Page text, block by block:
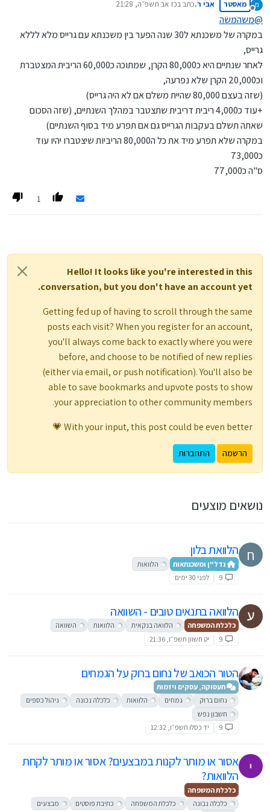
ואחרי השנתיים אני רוצה שתהיה לי אפשרות לסלק את כל המשכנתא.
בגדול, כמה העלות של 2 האפשרויות, גם עלות גבוהה באה בחשבון
לצורך ההשקעה הזו.
מנותק
מאסטר אבי ר.כתב בכז אב תשפ״ה, 21:28
נערך לאחרונה על ידי
@משהמשה
במקרה של משכנתא ל30 שנה הפער בין משכנתא עם גרייס מלא לללא
גרייס,
לאחר שנתיים היא כ80,000 הקרן, שמתוכה כ60,000 הריבית המצטברת
וכ20,000 הקרן שלא נפרעה,
(שזה בעצם 80,000 שהיית משלם אם לא היה גרייס)
+עוד כ4,000 ריבית דריבית שתצטבר במהלך השנתיים, (שזה הסכום
שאתה תשלם בעקבות הגרייס גם אם תפרע מיד בסוף השנתיים)
במקרה שלא תפרע מיד את כל ה80,000 הריביות שיצטברו יהיו עוד
כ73,000
ס"ה כ77,000
1
Hello! It looks like you're interested in this
conversation, but you don't have an account yet.
Getting fed up of having to scroll through the same
posts each visit? When you register for an account,
you'll always come back to exactly where you were
before, and choose to be notified of new replies
(either via email, or push notification). You'll also be
able to save bookmarks and upvote posts to show
your appreciation to other community members.
With your input, this post could be even better 💗
הרשמה התחברות
נושאים מוצעים
ח הלוואת בלון
נדל"ן ומשכנתאות
הלוואות
9
לפני 30 ימים
הלוואה בתנאים טובים - השוואה
כלכלת המשפחה הלוואה בנקאית הלוואות
השוואה
9
יט חשוון תשפ״ו, 21:36
הטור הכואב של נחום ברוק על הגמחים
תעסוקה, עסקים ויזמות
נחום ברוק
גמחים הלוואות כלכלה נכונה
ניהול כספים
חשבון נפש
9
יד כסלו תשפ״ו, 12:32
אסור או מותר לקנות במבצעים? אסור או מותר לקחת
הלוואות?
כלכלת המשפחה
כלכלה נבונה
כלכלת המשפחה כתיבת פוסטים מבצעים